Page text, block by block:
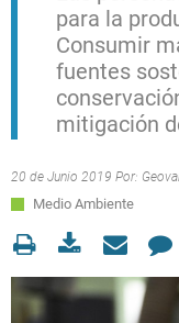
para la
Consumir
fuentes
mitigación
20 de Junio 2019 Por:
Medio Ambiente